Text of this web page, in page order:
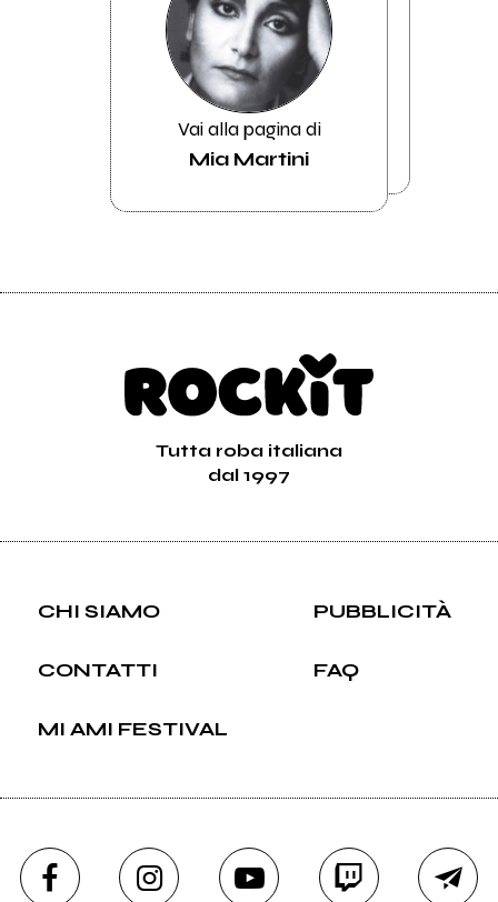
Vai alla pagina di
Mia Martini
Tutta roba italiana
dal 1997
CHI SIAMO PUBBLICITÀ
CONTATTI FAQ
MI AMI FESTIVAL